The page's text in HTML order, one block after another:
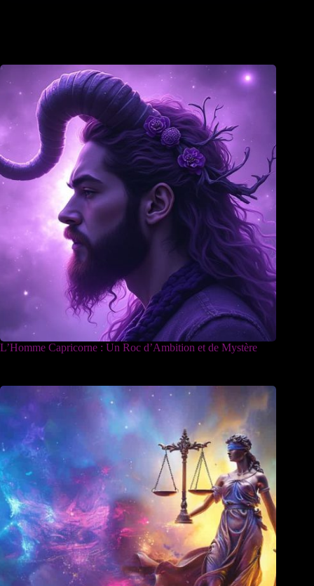
L’Homme Capricorne : Un Roc d’Ambition et de Mystère